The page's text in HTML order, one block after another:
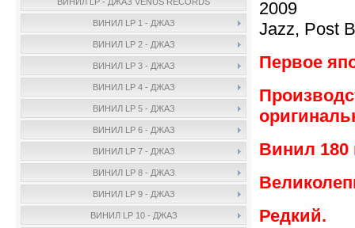
ВИНИЛ LP 1 - ДЖАЗ
ВИНИЛ LP 2 - ДЖАЗ
ВИНИЛ LP 3 - ДЖАЗ
ВИНИЛ LP 4 - ДЖАЗ
ВИНИЛ LP 5 - ДЖАЗ
ВИНИЛ LP 6 - ДЖАЗ
ВИНИЛ LP 7 - ДЖАЗ
ВИНИЛ LP 8 - ДЖАЗ
ВИНИЛ LP 9 - ДЖАЗ
ВИНИЛ LP 10 - ДЖАЗ
2009
Jazz, Post
Первое
Винил 180
Редкий.